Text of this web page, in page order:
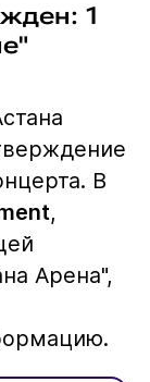
1
В
,
Арена",